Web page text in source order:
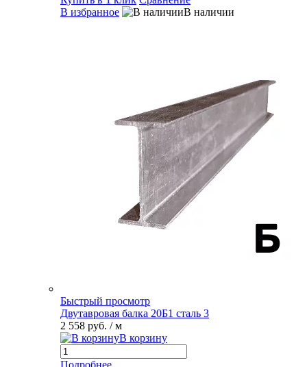
В избранное
В наличии
Быстрый просмотр
Двутавровая балка 20Б1 сталь 3
2 558 руб. / м
В корзину
Подробнее